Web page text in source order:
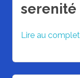
serenité
Lire au complet